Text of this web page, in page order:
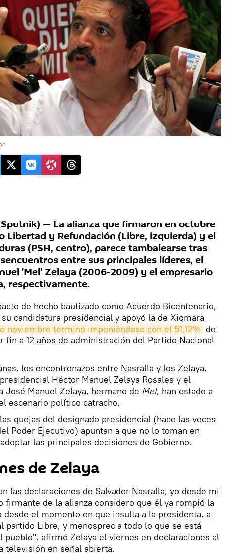
(Sputnik) — La alianza que firmaron en octubre
Libertad y Refundación (Libre, izquierda) y el
(PSH, centro), parece tambalearse tras
entre sus principales líderes, el
'Mel' Zelaya (2006-2009) y el empresario
respectivamente.
de hecho bautizado como Acuerdo Bicentenario,
candidatura presidencial y apoyó la de Xiomara
noviembre terminó imponiéndose con el 51,12% de
fin a 12 años de administración del Partido Nacional
los encontronazos entre Nasralla y los Zelaya,
Héctor Manuel Zelaya Rosales y el
José Manuel Zelaya, hermano de Mel, han estado a
escenario político catracho.
quejas del designado presidencial (hace las veces
Poder Ejecutivo) apuntan a que no lo toman en
las principales decisiones de Gobierno.
de Zelaya
las declaraciones de Salvador Nasralla, yo desde mi
firmante de la alianza considero que él ya rompió la
desde el momento en que insulta a la presidenta, a
partido Libre, y menosprecia todo lo que se está
pueblo", afirmó Zelaya el viernes en declaraciones al
televisión en señal abierta.